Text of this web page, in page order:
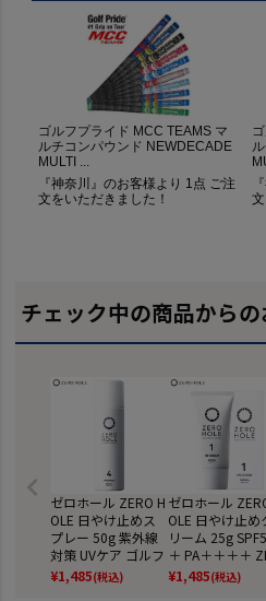
チェック中の商品から
ゼロホール ZERO H
OLE 日やけ止めス
プレー 50g 紫外線
対策 UVケア ゴルフ
¥1,485(税込)
ゼロホール
OLE 日やけ止め
リーム 25g
＋ PA＋＋＋＋
02 日焼け止め 顔
からだ用 UVケア
¥1,485(税込)